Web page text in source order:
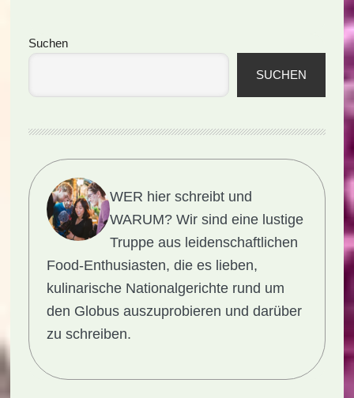
Seitenspalte
Suchen
SUCHEN
WER hier schreibt und
WARUM? Wir sind eine lustige
Truppe aus leidenschaftlichen
Food-Enthusiasten, die es lieben,
kulinarische Nationalgerichte rund um
den Globus auszuprobieren und darüber
zu schreiben.